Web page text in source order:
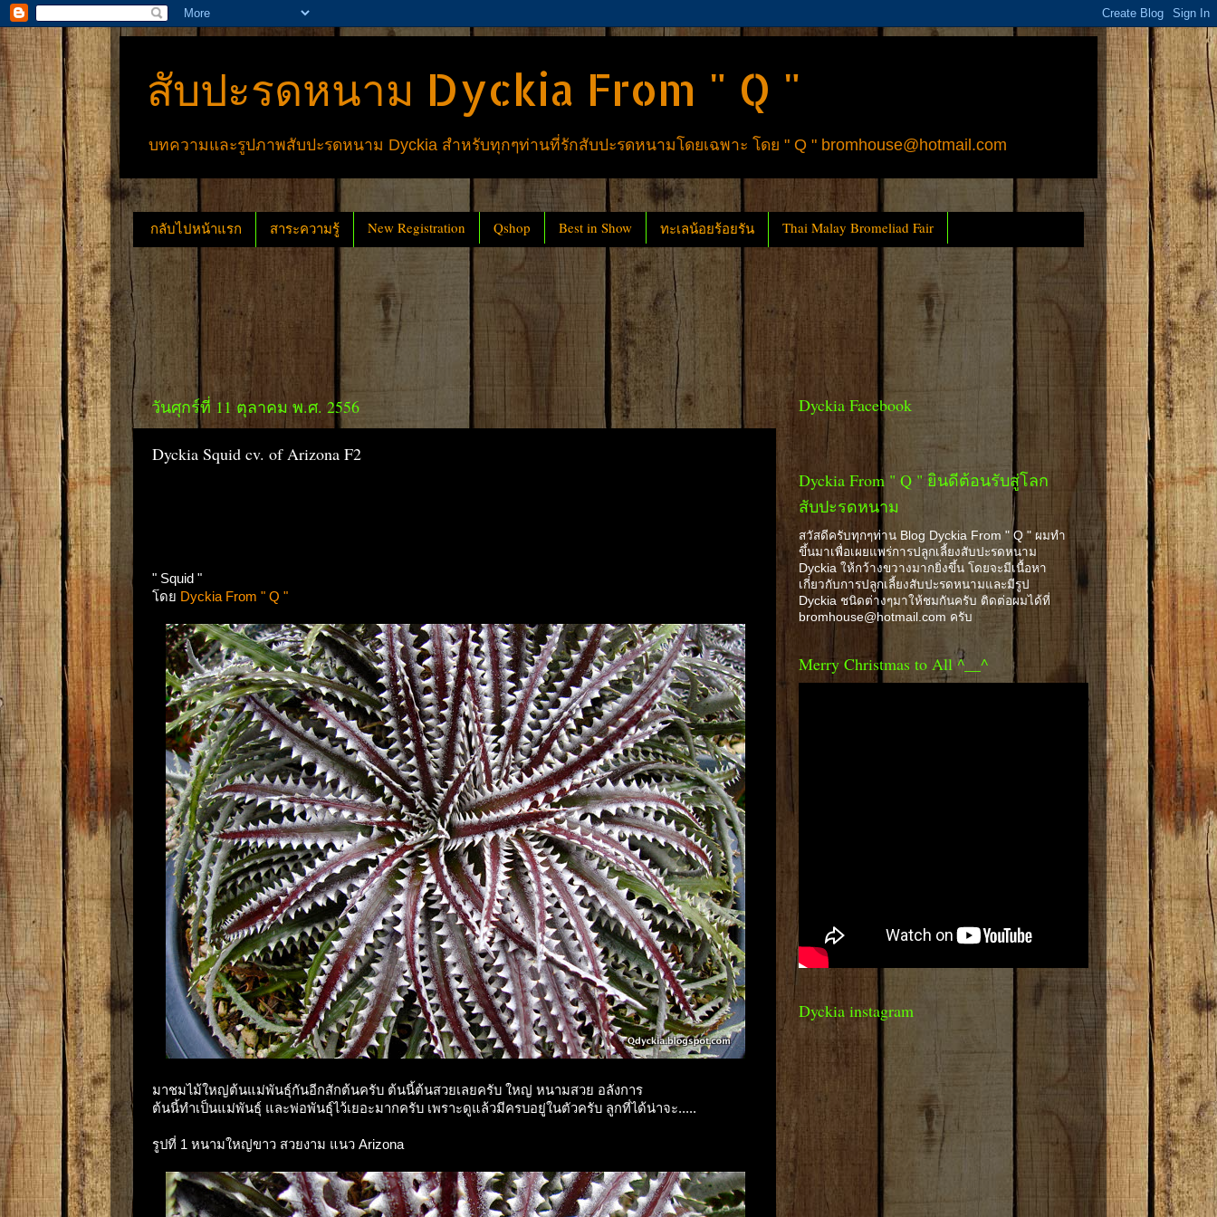
สับปะรดหนาม Dyckia From " Q "
บทความและรูปภาพสับปะรดหนาม Dyckia สำหรับทุกๆท่านที่รักสับปะรดหนามโดยเฉพาะ โดย " Q " bromhouse@hotmail.com
กลับไปหน้าแรก สาระความรู้ New Registration Qshop Best in Show ทะเลน้อยร้อยรัน Thai Malay Bromeliad Fair
วันศุกร์ที่ 11 ตุลาคม พ.ศ. 2556
Dyckia Squid cv. of Arizona F2
" Squid "
โดย Dyckia From " Q "
มาชมไม้ใหญ่ต้นแม่พันธุ์กันอีกสักต้นครับ ต้นนี้ต้นสวยเลยครับ ใหญ่ หนามสวย อลังการ
ต้นนี้ทำเป็นแม่พันธุ์ และพ่อพันธุ์ไว้เยอะมากครับ เพราะดูแล้วมีครบอยู่ในตัวครับ ลูกที่ได้น่าจะ.....
รูปที่ 1 หนามใหญ่ขาว สวยงาม แนว Arizona
Dyckia Facebook
Dyckia From " Q " ยินดีต้อนรับสู่โลก
สับปะรดหนาม
สวัสดีครับทุกๆท่าน Blog Dyckia From " Q " ผมทำ
ขึ้นมาเพื่อเผยแพร่การปลูกเลี้ยงสับปะรดหนาม
Dyckia ให้กว้างขวางมากยิ่งขึ้น โดยจะมีเนื้อหา
เกี่ยวกับการปลูกเลี้ยงสับปะรดหนามและมีรูป
Dyckia ชนิดต่างๆมาให้ชมกันครับ ติดต่อผมได้ที่
bromhouse@hotmail.com ครับ
Merry Christmas to All ^__^
Dyckia instagram